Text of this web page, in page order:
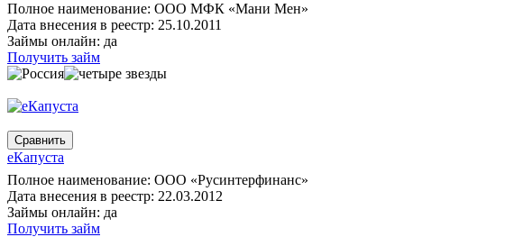
Полное наименование: ООО МФК «Мани Мен»
Дата внесения в реестр: 25.10.2011
Займы онлайн: да
Получить займ
еКапуста
Полное наименование: ООО «Русинтерфинанс»
Дата внесения в реестр: 22.03.2012
Займы онлайн: да
Получить займ